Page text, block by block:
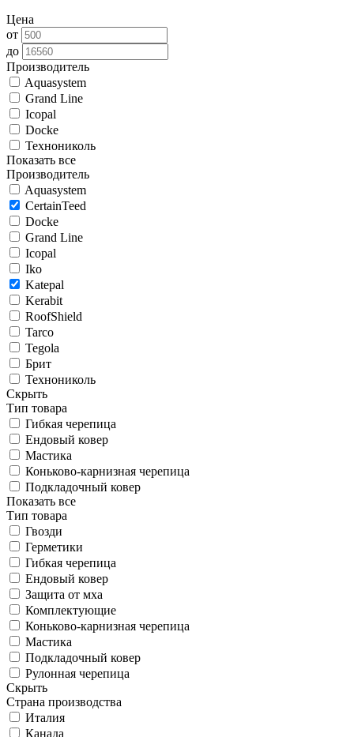
Цена
от
до
Производитель
Aquasystem
Grand Line
Icopal
Docke
Технониколь
Показать все
Производитель
Aquasystem
CertainTeed
Docke
Grand Line
Icopal
Iko
Katepal
Kerabit
RoofShield
Tarco
Tegola
Брит
Технониколь
Скрыть
Тип товара
Гибкая черепица
Ендовый ковер
Мастика
Коньково-карнизная черепица
Подкладочный ковер
Показать все
Тип товара
Гвозди
Герметики
Гибкая черепица
Ендовый ковер
Защита от мха
Комплектующие
Коньково-карнизная черепица
Мастика
Подкладочный ковер
Рулонная черепица
Скрыть
Страна производства
Италия
Канада